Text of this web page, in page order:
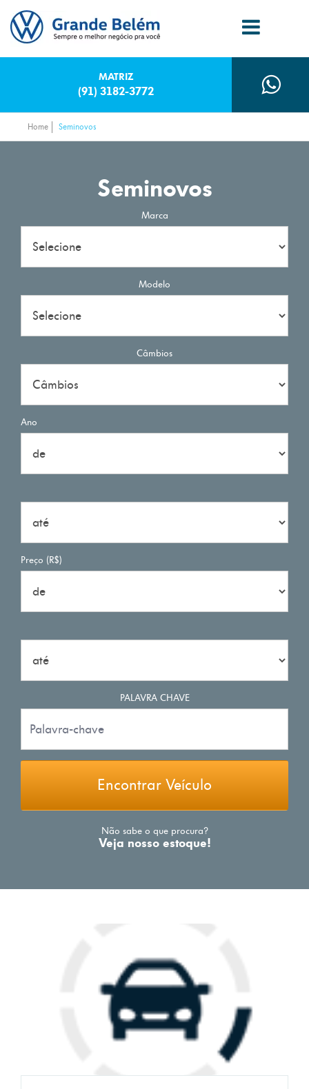
MATRIZ
(91) 3182-3772
Home Seminovos
Seminovos
Marca
Modelo
Câmbios
Ano
Preço (R$)
PALAVRA CHAVE
Encontrar Veículo
Não sabe o que procura?
Veja nosso estoque!